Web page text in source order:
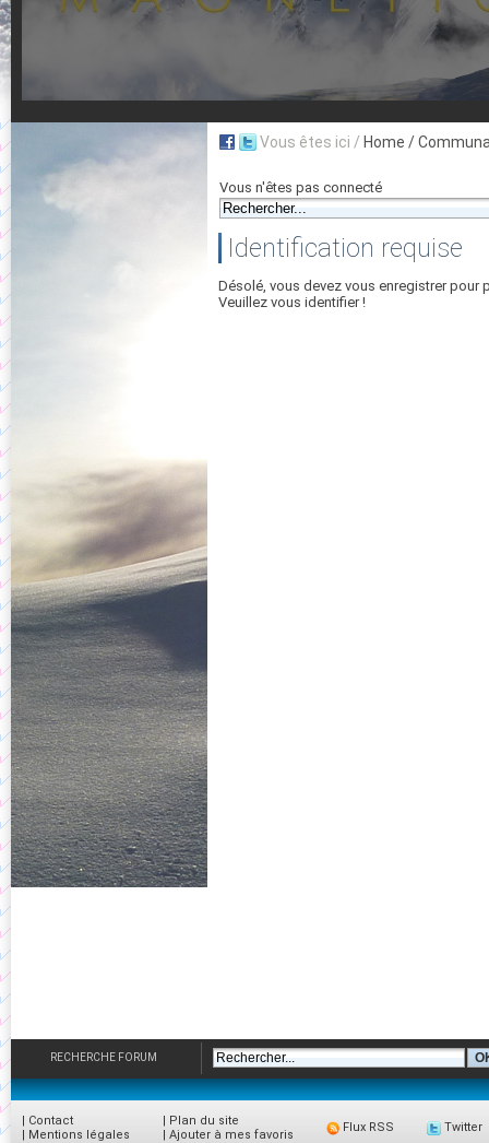
Vous êtes ici / Home /
Vous n'êtes pas connecté
Identification requise
Désolé, vous devez vous enregistrer pour
Veuillez vous identifier !
RECHERCHE FORUM
| Contact
| Mentions légales
| Plan du site
| Ajouter à mes favoris
Flux RSS Twitter